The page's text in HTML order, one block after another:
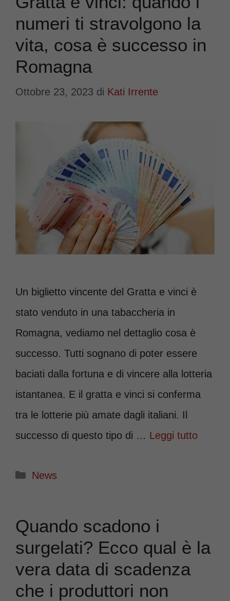
numeri ti stravolgono la
vita, cosa è successo in
Romagna
Ottobre 23, 2023 di Kati Irrente
Un biglietto vincente del Gratta e vinci è
stato venduto in una tabaccheria in
Romagna, vediamo nel dettaglio cosa è
successo. Tutti sognano di poter essere
baciati dalla fortuna e di vincere alla lotteria
istantanea. E il gratta e vinci si conferma
tra le lotterie più amate dagli italiani. Il
successo di questo tipo di … Leggi tutto
Categorie
News
Quando scadono i
surgelati? Ecco qual è la
vera data di scadenza
che i produttori non